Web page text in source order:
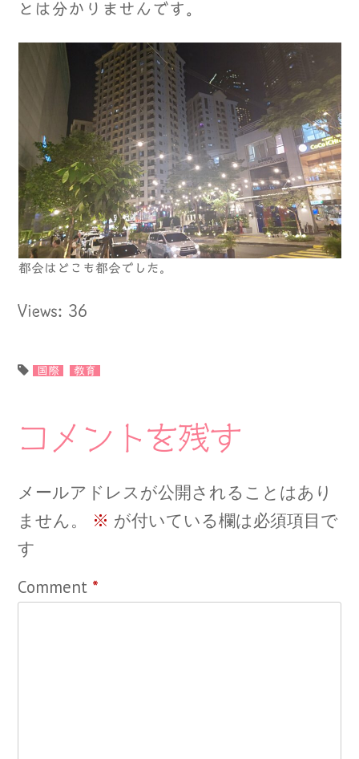
とは分かりませんです。
都会はどこも都会でした。
Views: 36
国際 教育
コメントを残す
メールアドレスが公開されることはあり
ません。
※ が付いている欄は必須項目で
す
Comment *